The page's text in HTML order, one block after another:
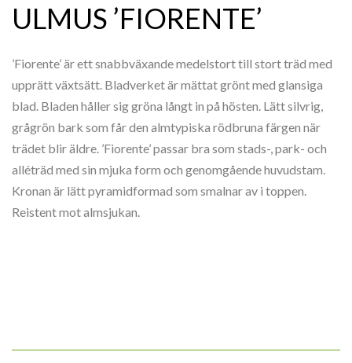
ULMUS ’FIORENTE’
’Fiorente’ är ett snabbväxande medelstort till stort träd med
upprätt växtsätt. Bladverket är mättat grönt med glansiga
blad. Bladen håller sig gröna långt in på hösten. Lätt silvrig,
grågrön bark som får den almtypiska rödbruna färgen när
trädet blir äldre. ’Fiorente’ passar bra som stads-, park- och
alléträd med sin mjuka form och genomgående huvudstam.
Kronan är lätt pyramidformad som smalnar av i toppen.
Reistent mot almsjukan.